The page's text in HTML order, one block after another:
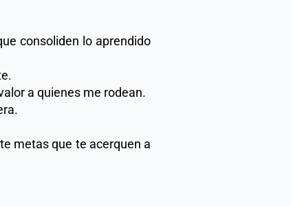
consoliden lo aprendido
a quienes me rodean.
metas que te acerquen a